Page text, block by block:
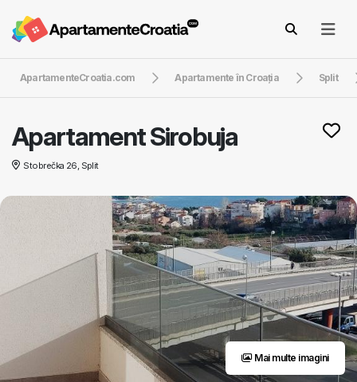
ApartamenteCroatia.com Apartamente în Croaţia Split
Apartament Sirobuja
Stobrečka 26, Split
Mai multe imagini